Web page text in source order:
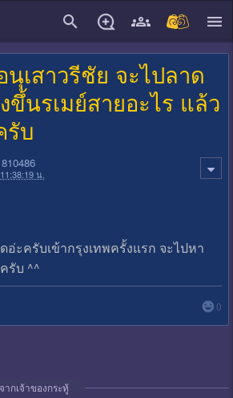
นุเสาวรีชัย จะไปลาด
ขึ้นรเมย์สายอะไร แล้ว
รับ
น.
ะครับเข้ากรุงเทพครั้งแรก จะไปหา
รับ ^^
0
กเจ้าของกระทู้
close